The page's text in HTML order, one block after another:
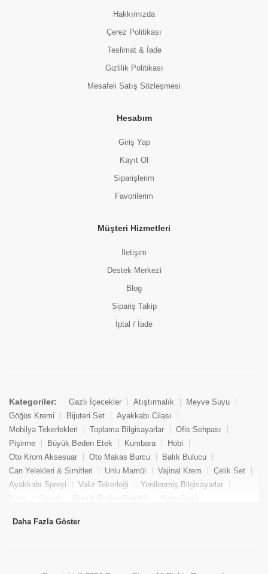
Hakkımızda
Çerez Politikası
Teslimat & İade
Gizlilik Politikası
Mesafeli Satış Sözleşmesi
Hesabım
Giriş Yap
Kayıt Ol
Siparişlerim
Favorilerim
Müşteri Hizmetleri
İletişim
Destek Merkezi
Blog
Sipariş Takip
İptal / İade
Kategoriler: Gazlı İçecekler Atıştırmalık
Meyve Suyu
Göğüs Kremi
Bijuteri Set
Ayakkabı Cilası
Mobilya Tekerlekleri
Toplama Bilgisayarlar
Ofis Sehpası
Pişirme
Büyük Beden Etek Kumbara
Hobi
Oto Krom Aksesuar
Oto Makas Burcu
Balık Bulucu
Can Yelekleri & Simitleri
Unlu Mamül Vajinal Krem
Çelik Set
Ayakkabı Spreyi
Valiz Tekerleği
Yenilenmiş Bilgisayarlar
Kasa
Cezve Büyük Beden Gömlek
Kum Saati
Tekne Bağlama & Demirleme
Daha Fazla Göster